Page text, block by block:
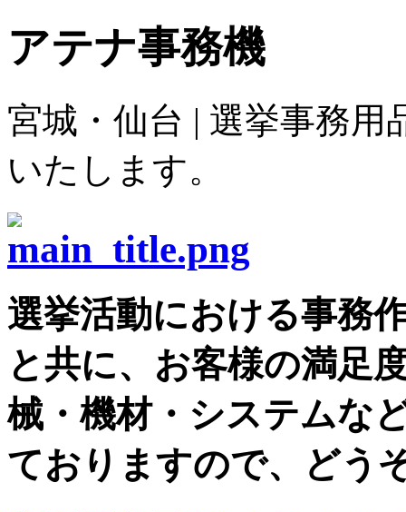
アテナ事務機
宮城・仙台 | 選挙事務
いたします。
選挙活動における事務
と共に、お客様の満足
械・機材・システムな
ておりますので、どう